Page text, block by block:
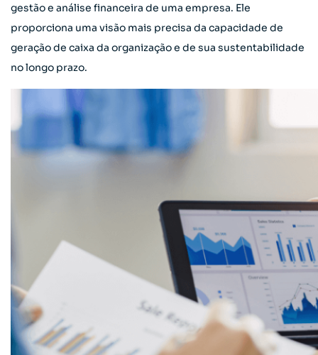
gestão e análise financeira de uma empresa. Ele
proporciona uma visão mais precisa da capacidade de
geração de caixa da organização e de sua sustentabilidade
no longo prazo.